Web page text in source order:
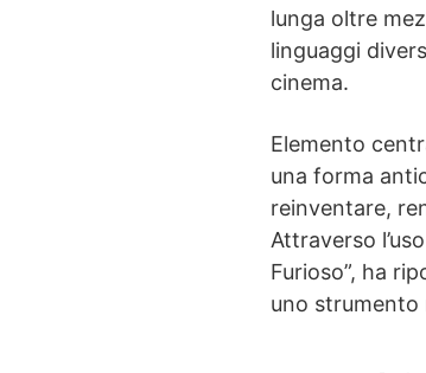
lunga oltre
linguaggi
cinema.
Elemento
una forma
reinventare,
Attraverso
Furioso”, ha
uno strumento